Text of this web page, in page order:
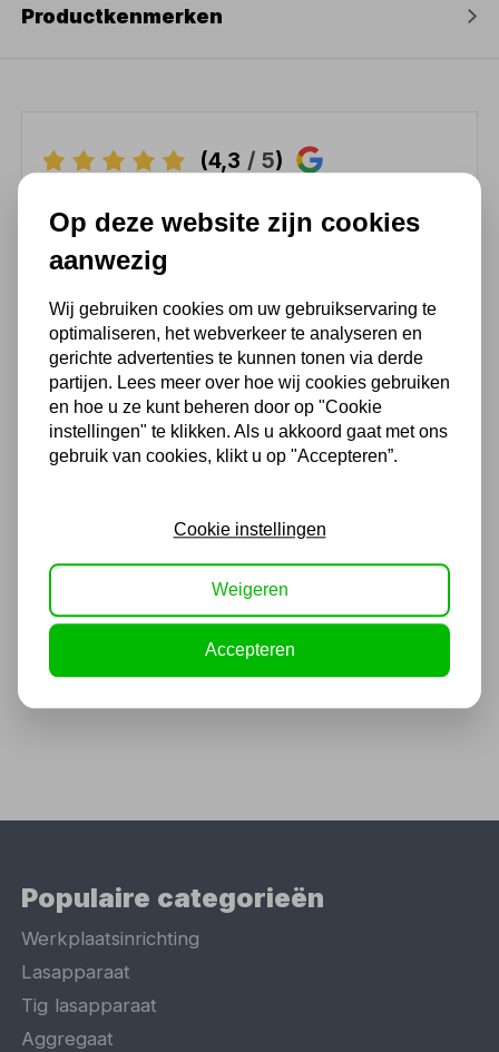
Productkenmerken
(4,3 / 5)
Chat met ons van 9:00 tot 21:00 !
Voor 16.00 u besteld, dezelfde dag
verzonden
(Technische) Vragen ? Bel ons +31
548 51 75 75
1.500 m2 winkel in Rijssen !
Twents familiebedrijf sinds 1992 !
Hefmagneet 100KG MW
TOOLS PLM101
163,35
135,00 excl. BTW
Populaire categorieën
Werkplaatsinrichting
Lasapparaat
Tig lasapparaat
Aggregaat
Op deze website zijn cookies
aanwezig
Wij gebruiken cookies om uw gebruikservaring te
optimaliseren, het webverkeer te analyseren en
gerichte advertenties te kunnen tonen via derde
partijen. Lees meer over hoe wij cookies gebruiken
en hoe u ze kunt beheren door op "Cookie
instellingen" te klikken. Als u akkoord gaat met ons
gebruik van cookies, klikt u op "Accepteren”.
Cookie instellingen
Weigeren
Accepteren